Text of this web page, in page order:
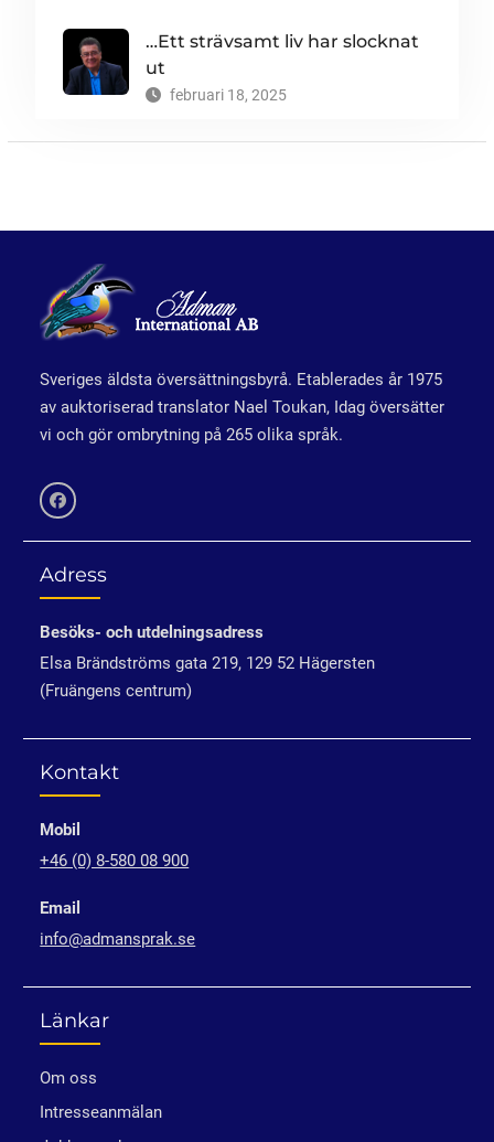
…Ett strävsamt liv har slocknat
ut
februari 18, 2025
Sveriges äldsta översättningsbyrå. Etablerades år 1975
av auktoriserad translator Nael Toukan, Idag översätter
vi och gör ombrytning på 265 olika språk.
Adress
Besöks- och utdelningsadress
Elsa Brändströms gata 219, 129 52 Hägersten
(Fruängens centrum)
Kontakt
Mobil
+46 (0) 8-580 08 900
Email
info@admansprak.se
Länkar
Om oss
Intresseanmälan